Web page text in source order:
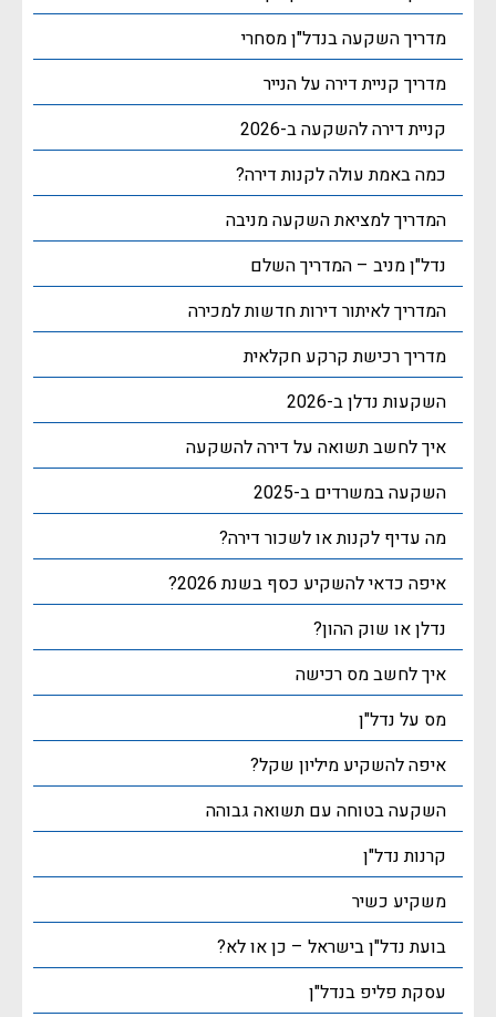
מדריך השקעה בנדל"ן מסחרי
מדריך קניית דירה על הנייר
קניית דירה להשקעה ב-2026
כמה באמת עולה לקנות דירה?
המדריך למציאת השקעה מניבה
נדל"ן מניב – המדריך השלם
המדריך לאיתור דירות חדשות למכירה
מדריך רכישת קרקע חקלאית
השקעות נדלן ב-2026
איך לחשב תשואה על דירה להשקעה
השקעה במשרדים ב-2025
מה עדיף לקנות או לשכור דירה?
איפה כדאי להשקיע כסף בשנת 2026?
נדלן או שוק ההון?
איך לחשב מס רכישה
מס על נדל"ן
איפה להשקיע מיליון שקל?
השקעה בטוחה עם תשואה גבוהה
קרנות נדל"ן
משקיע כשיר
בועת נדל"ן בישראל – כן או לא?
עסקת פליפ בנדל"ן